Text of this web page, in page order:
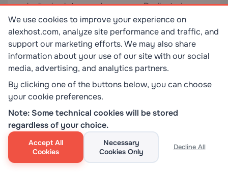
web sitesi çalıştırıyor olsanız veyaDedicated
Serversüzerinde karmaşık bir çok sunuculu altyapıyı
yönetiyor olsanız, robots.txt dosyasında
uzmanlaşmak sitenizin arama motoru görünürlüğünü,
güvenliğini ve performansını doğrudan etkileyen
temel bir beceridir.
Bugün mevcut robots.txt yapılandırmanızı
denetlemek için zaman ayırın — iyi yerleştirilmiş
birkaç yönerge, arama motorlarının web sitenizi nasıl
keşfettiği, taradığı ve sıraladığı konusunda önemli bir
fark yaratabilir.
We use cookies to improve your experience on
alexhost.com, analyze site performance and traffic, and
support our marketing efforts. We may also share
information about your use of our site with our social
media, advertising, and analytics partners.
By clicking one of the buttons below, you can choose
your cookie preferences.
Note: Some technical cookies will be stored
regardless of your choice.
Accept All
Cookies
Necessary
Cookies Only
Decline All